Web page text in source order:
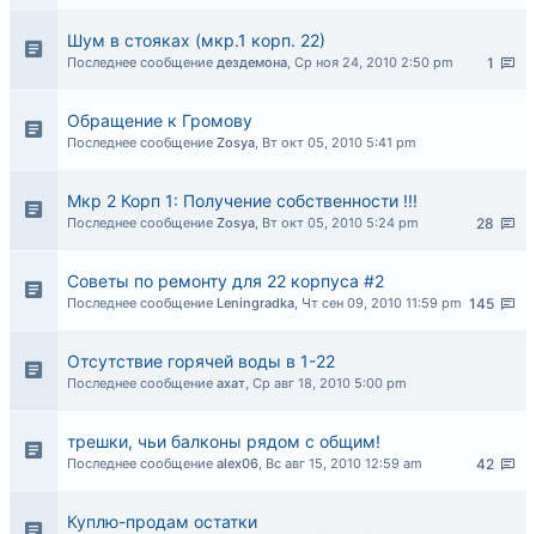
Шум в стояках (мкр.1 корп. 22)
1
Последнее сообщение дездемона, Ср ноя 24, 2010 2:50 pm
Обращение к Громову
Последнее сообщение Zosya, Вт окт 05, 2010 5:41 pm
Мкр 2 Корп 1: Получение собственности !!!
28
Последнее сообщение Zosya, Вт окт 05, 2010 5:24 pm
Советы по ремонту для 22 корпуса #2
145
Последнее сообщение Leningradka, Чт сен 09, 2010 11:59 pm
Отсутствие горячей воды в 1-22
Последнее сообщение ахат, Ср авг 18, 2010 5:00 pm
трешки, чьи балконы рядом с общим!
42
Последнее сообщение alex06, Вс авг 15, 2010 12:59 am
Куплю-продам остатки